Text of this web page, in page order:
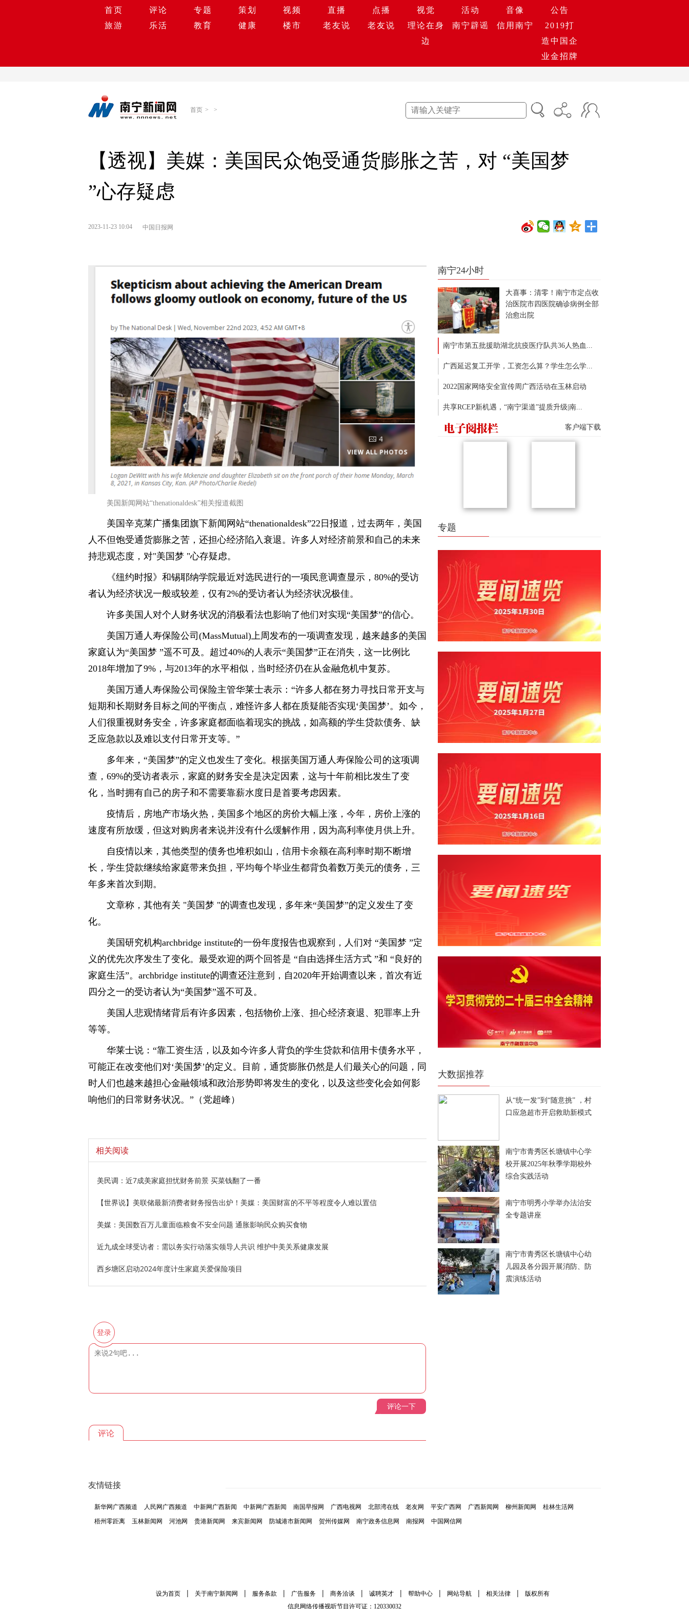
首页 评论 专题 策划 视频 直播 点播 视觉 活动 音像
公告
旅游
乐活 教育 健康 楼市 老友说 老友说
理论在身
边
南宁辟谣 信用南宁
2019打
造中国企
业金招牌
首页 > >
【透视】美媒：美国民众饱受通货膨胀之苦，对 “美国梦
”心存疑虑
2023-11-23 10:04 中国日报网
美国新闻网站“thenationaldesk”相关报道截图
美国辛克莱广播集团旗下新闻网站“thenationaldesk”22日报道，过去两年，美国
人不但饱受通货膨胀之苦，还担心经济陷入衰退。许多人对经济前景和自己的未来
持悲观态度，对"美国梦 "心存疑虑。
《纽约时报》和锡耶纳学院最近对选民进行的一项民意调查显示，80%的受访
者认为经济状况一般或较差，仅有2%的受访者认为经济状况极佳。
许多美国人对个人财务状况的消极看法也影响了他们对实现“美国梦”的信心。
美国万通人寿保险公司(MassMutual)上周发布的一项调查发现，越来越多的美国
家庭认为“美国梦 ”遥不可及。超过40%的人表示“美国梦”正在消失，这一比例比
2018年增加了9%，与2013年的水平相似，当时经济仍在从金融危机中复苏。
美国万通人寿保险公司保险主管华莱士表示：“许多人都在努力寻找日常开支与
短期和长期财务目标之间的平衡点，难怪许多人都在质疑能否实现‘美国梦’。如今，
人们很重视财务安全，许多家庭都面临着现实的挑战，如高额的学生贷款债务、缺
乏应急款以及难以支付日常开支等。”
多年来，“美国梦”的定义也发生了变化。根据美国万通人寿保险公司的这项调
查，69%的受访者表示，家庭的财务安全是决定因素，这与十年前相比发生了变
化，当时拥有自己的房子和不需要靠薪水度日是首要考虑因素。
疫情后，房地产市场火热，美国多个地区的房价大幅上涨，今年，房价上涨的
速度有所放缓，但这对购房者来说并没有什么缓解作用，因为高利率使月供上升。
自疫情以来，其他类型的债务也堆积如山，信用卡余额在高利率时期不断增
长，学生贷款继续给家庭带来负担，平均每个毕业生都背负着数万美元的债务，三
年多来首次到期。
文章称，其他有关 "美国梦 "的调查也发现，多年来“美国梦”的定义发生了变
化。
美国研究机构archbridge institute的一份年度报告也观察到，人们对 “美国梦 ”定
义的优先次序发生了变化。最受欢迎的两个回答是 “自由选择生活方式 ”和 “良好的
家庭生活”。archbridge institute的调查还注意到，自2020年开始调查以来，首次有近
四分之一的受访者认为“美国梦”遥不可及。
美国人悲观情绪背后有许多因素，包括物价上涨、担心经济衰退、犯罪率上升
等等。
华莱士说：“靠工资生活，以及如今许多人背负的学生贷款和信用卡债务水平，
可能正在改变他们对‘美国梦’的定义。目前，通货膨胀仍然是人们最关心的问题，同
时人们也越来越担心金融领域和政治形势即将发生的变化，以及这些变化会如何影
响他们的日常财务状况。”（党超峰）
相关阅读
美民调：近7成美家庭担忧财务前景 买菜钱翻了一番
【世界说】美联储最新消费者财务报告出炉！美媒：美国财富的不平等程度令人难以置信
美媒：美国数百万儿童面临粮食不安全问题 通胀影响民众购买食物
近九成全球受访者：需以务实行动落实领导人共识 维护中美关系健康发展
西乡塘区启动2024年度计生家庭关爱保险项目
登录
评论一下
评论
南宁24小时
大喜事：清零！南宁市定点收
治医院市四医院确诊病例全部
治愈出院
南宁市第五批援助湖北抗疫医疗队共36人热血...
广西延迟复工开学，工资怎么算？学生怎么学...
2022国家网络安全宣传周广西活动在玉林启动
共享RCEP新机遇，“南宁渠道”提质升级|南...
客户端下载
专题
大数据推荐
从“统一发”到“随意挑” ，村
口应急超市开启救助新模式
南宁市青秀区长塘镇中心学
校开展2025年秋季学期校外
综合实践活动
南宁市明秀小学举办法治安
全专题讲座
南宁市青秀区长塘镇中心幼
儿园及各分园开展消防、防
震演练活动
友情链接
新华网广西频道 人民网广西频道 中新网广西新闻 中新网广西新闻 南国早报网 广西电视网 北部湾在线 老友网 平安广西网 广西新闻网 柳州新闻网
桂林生活网
梧州零距离
玉林新闻网 河池网 贵港新闻网 来宾新闻网 防城港市新闻网 贺州传媒网 南宁政务信息网 南报网 中国网信网
设为首页 | 关于南宁新闻网 | 服务条款 | 广告服务 | 商务洽谈 | 诚聘英才 | 帮助中心 | 网站导航 | 相关法律 |
版权所有
信息网络传播视听节目许可证：120330032